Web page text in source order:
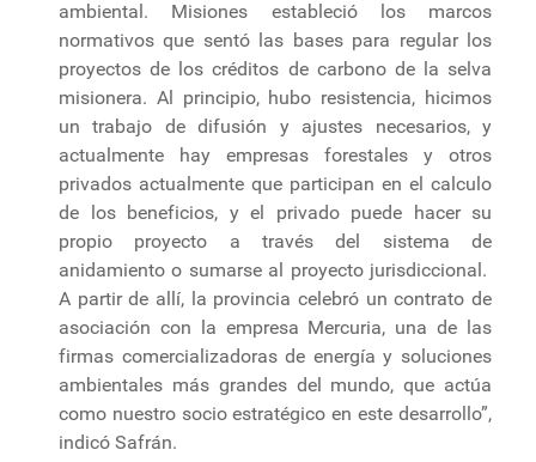
ambiental. Misiones estableció los marcos
normativos que sentó las bases para regular los
proyectos de los créditos de carbono de la selva
misionera. Al principio, hubo resistencia, hicimos
un trabajo de difusión y ajustes necesarios, y
actualmente hay empresas forestales y otros
privados actualmente que participan en el calculo
de los beneficios, y el privado puede hacer su
propio proyecto a través del sistema de
anidamiento o sumarse al proyecto jurisdiccional.
A partir de allí, la provincia celebró un contrato de
asociación con la empresa Mercuria, una de las
firmas comercializadoras de energía y soluciones
ambientales más grandes del mundo, que actúa
como nuestro socio estratégico en este desarrollo”,
indicó Safrán.